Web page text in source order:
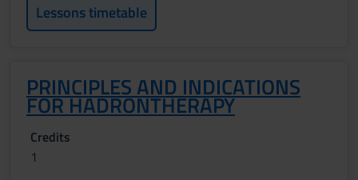
Lessons timetable
PRINCIPLES AND INDICATIONS
FOR HADRONTHERAPY
Credits
1